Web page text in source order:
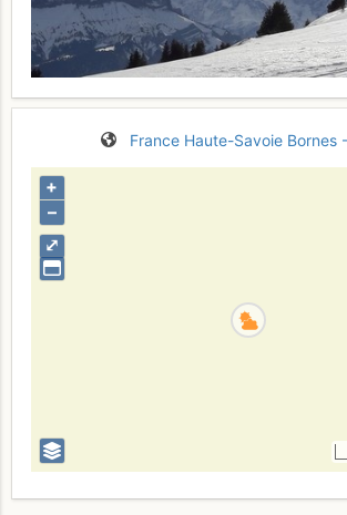
France Haute-Savoie Bornes
⤢
+
–